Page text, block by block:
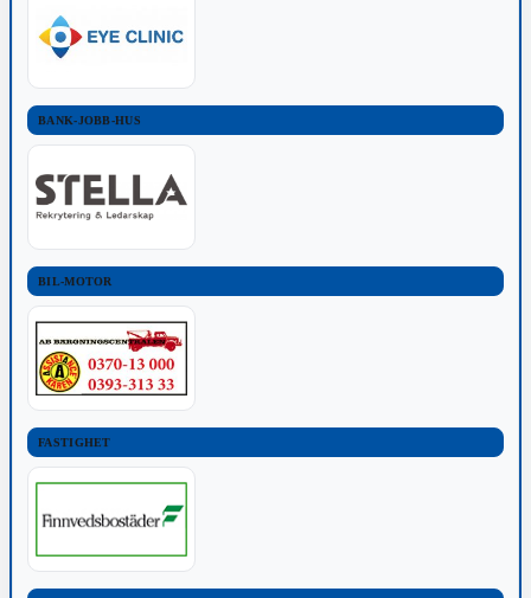
BANK-JOBB-HUS
BIL-MOTOR
FASTIGHET